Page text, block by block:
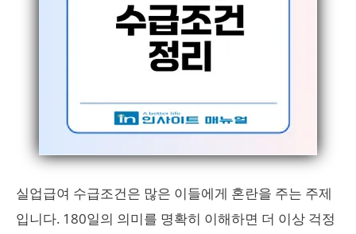
실업급여 수급조건은 많은 이들에게 혼란을 주는 주제
입니다. 180일의 의미를 명확히 이해하면 더 이상 걱정